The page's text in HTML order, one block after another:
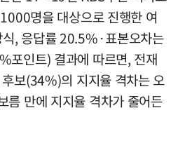
명을 대상으로 진행한 여
, 응답률 20.5%·표본오차는
인트) 결과에 따르면, 전재
보(34%)의 지지율 격차는 오
름 만에 지지율 격차가 줄어든